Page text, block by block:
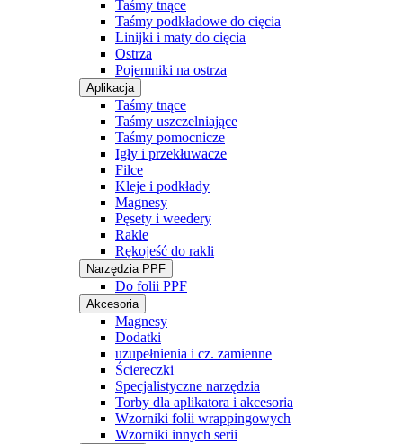
Taśmy tnące
Taśmy podkładowe do cięcia
Linijki i maty do cięcia
Ostrza
Pojemniki na ostrza
Aplikacja
Taśmy tnące
Taśmy uszczelniające
Taśmy pomocnicze
Igły i przekłuwacze
Filce
Kleje i podkłady
Magnesy
Pęsety i weedery
Rakle
Rękojeść do rakli
Narzędzia PPF
Do folii PPF
Akcesoria
Magnesy
Dodatki
uzupełnienia i cz. zamienne
Ściereczki
Specjalistyczne narzędzia
Torby dla aplikatora i akcesoria
Wzorniki folii wrappingowych
Wzorniki innych serii